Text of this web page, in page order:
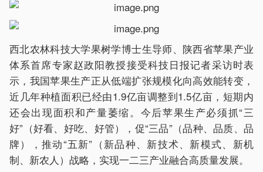
西北农林科技大学果树学博士生导师、陕西省苹果产业
体系首席专家赵政阳教授接受科技日报记者采访时表
示，我国苹果生产正从低端扩张规模化向高效能转变，
近几年种植面积已经由1.9亿亩调整到1.5亿亩，短期内
还会出现面积和产量萎缩。今后苹果生产必须抓“三
好”（好看、好吃、好管），促“三品”（品种、品质、品
牌），推动“五新”（新品种、新技术、新模式、新机
制、新农人）战略，实现一二三产业融合高质量发展。